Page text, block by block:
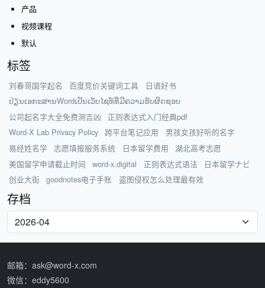
产品
视频课程
默认
标签
刘春哥国学起名 百度竞价关键词工具
日语好书
ປ່ຽນເອກະສານWordເປັນເວັບໄຊທ໌ທີ່ມີຄວາມຮັບຜິດຊອບ
公司起名字大全免费测吉凶
正则表达式入门经典pdf
Word-X Lab Privacy Policy
跨平台笔记应用
男孩女孩好听的名字
易经姓名学
志愿填报服务系统 日本留学费用
湖北高考志愿
美国留学申请截止时间
word-x.digital 正则表达式语法
日本留学ナビ
创业大街
goodnotes电子手账 盗图侵权怎么处理最有效
存档
邮箱：ask@word-x.com
微信：eddy5600